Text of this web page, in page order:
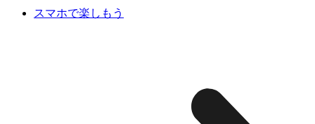
スマホで楽しもう